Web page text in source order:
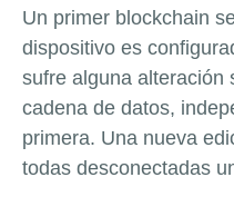
Un primer blockchain
dispositivo es
sufre alguna alteración
cadena de datos,
primera. Una nueva
todas desconectadas